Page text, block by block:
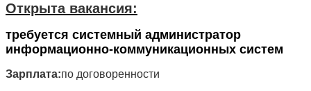
Открыта вакансия:
требуется системный администратор
информационно-коммуникационных систем
Зарплата:по договоренности